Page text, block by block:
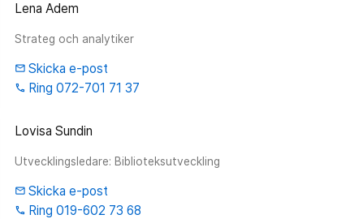
Lena Adem
Strateg och analytiker
email Skicka e-post
phone Ring 072-701 71 37
Lovisa Sundin
Utvecklingsledare: Biblioteksutveckling
email Skicka e-post
phone Ring 019-602 73 68